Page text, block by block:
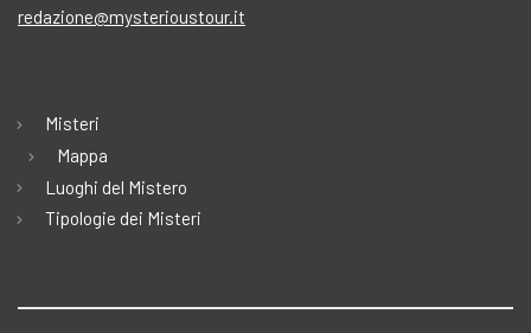
redazione@mysterioustour.it
Misteri
Mappa
Luoghi del Mistero
Tipologie dei Misteri